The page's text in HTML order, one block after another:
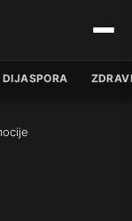
DIJASPORA